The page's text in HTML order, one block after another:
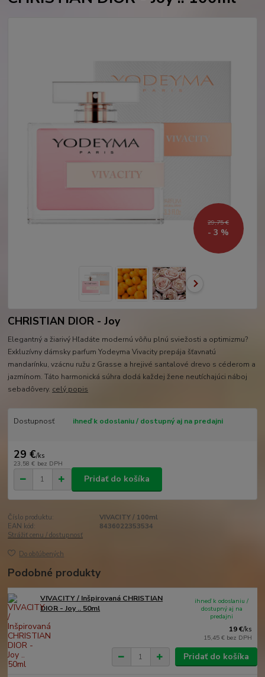
29,75 €
- 3 %
CHRISTIAN DIOR - Joy
Elegantný a žiarivý Hľadáte modernú vôňu plnú sviežosti a optimizmu?
Exkluzívny dámsky parfum Yodeyma Vivacity prepája šťavnatú
mandarínku, vzácnu ružu z Grasse a hrejivé santalové drevo s céderom a
jazmínom. Táto harmonická súhra dodá každej žene neutíchajúci náboj
sebadôvery. celý popis
Dostupnosť ihneď k odoslaniu / dostupný aj na predajni
29 €/ks
23,58 € bez DPH
Pridať do košíka
Číslo produktu:
VIVACITY / 100ml
EAN kód:
8436022353534
Strážiť cenu / dostupnosť
Do obľúbených
Podobné produkty
VIVACITY / Inšpirovaná CHRISTIAN
DIOR - Joy .. 50ml
19 €/ks
15,45 € bez DPH
ihneď k odoslaniu /
dostupný aj na
predajni
Pridať do košíka